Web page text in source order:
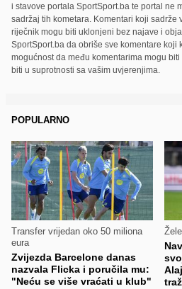
i stavove portala SportSport.ba te portal ne
sadržaj tih kometara. Komentari koji sadrže
riječnik mogu biti uklonjeni bez najave i
SportSport.ba da obriše sve komentare koji
mogućnost da među komentarima mogu
biti u suprotnosti sa vašim uvjerenjima.
POPULARNO
Transfer vrijedan oko 50 miliona
eura
Zvijezda Barcelone danas
nazvala Flicka i poručila mu:
"Neću se više vraćati u klub"